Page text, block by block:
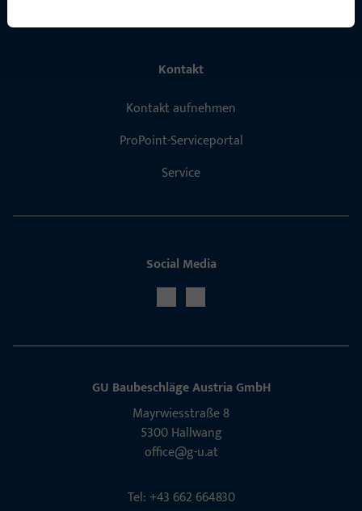
Kontakt
Kontakt aufnehmen
ProPoint-Serviceportal
Service
Social Media
GU Baubeschläge Aus­tria GmbH
Mayrwies­straße 8
5300 Hall­wang
office@g-u.at
Tel: +43 662 664830